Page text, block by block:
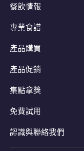
餐飲情報
專業食譜
產品購買
產品促銷
集點拿獎
免費試用
認識與聯絡我們